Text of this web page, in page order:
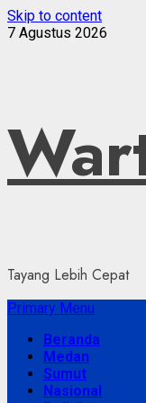
Skip to content
7 Agustus 2026
Tayang Lebih Cepat
Primary Menu
Beranda
Medan
Sumut
Nasional